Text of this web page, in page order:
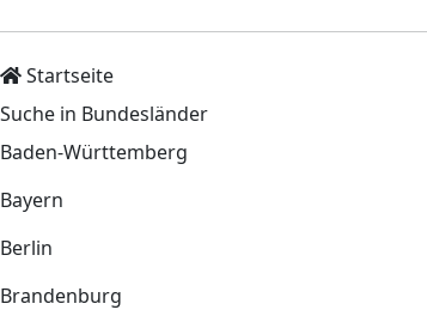
Startseite
Suche in Bundesländer
Baden-Württemberg
Bayern
Berlin
Brandenburg